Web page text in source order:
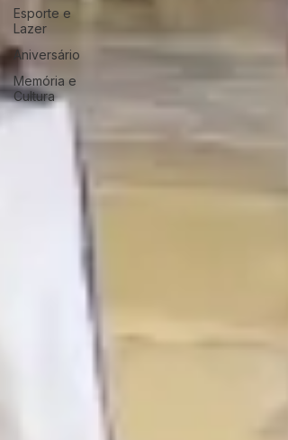
Esporte e
Lazer
Aniversário
Memória e
Cultura